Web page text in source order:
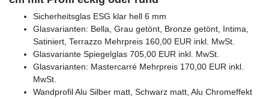
Sicherheitsglas ESG klar hell 6 mm
Glasvarianten: Bella, Grau getönt, Bronze getönt, Intima,
Satiniert, Terrazzo Mehrpreis 160,00 EUR inkl. MwSt.
Glasvariante Spiegelglas 705,00 EUR inkl. MwSt.
Glasvarianten: Mastercarré Mehrpreis 170,00 EUR inkl.
MwSt.
Wandprofil Alu Silber matt, Schwarz matt, Alu Chromeffekt